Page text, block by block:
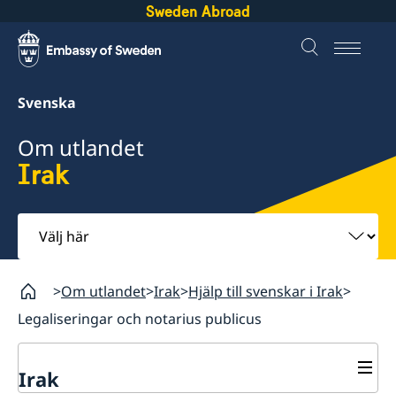
Sweden Abroad
Svenska
Om utlandet
Irak
Välj
här
Om utlandet Irak Hjälp till svenskar i Irak
Legaliseringar och notarius publicus
Irak